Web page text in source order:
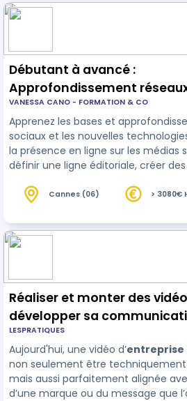
d'entreprise
Débutant à avancé :
Approfondissement
(algorithme et création de
VANESSA CANO - FORMATION & CO
Apprenez les bases et
sociaux et les nouvelles
la présence en ligne sur les médias
définir une ligne éditoriale, créer
des chiffres concrets. Identifier les
(shooting photo vidéo).
les algorithmes des réseaux sociaux.
Cannes (06) > 3080€
Réaliser et monter des
développer sa
digitale (certifiant)
LESPRATIQUES
Aujourd'hui, une vidéo d’entreprise
non seulement être
mais aussi parfaitement alignée
d’une marque ou du message que